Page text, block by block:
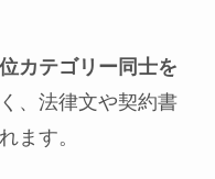
カテゴリー同士を
、法律文や契約書
ます。